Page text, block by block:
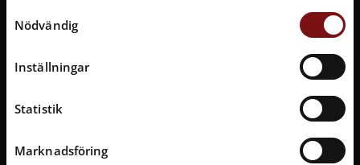
tillhandahållit dem eller som de har samlat in
när du har använt deras tjänster. För mer
Nödvändig
Inställningar
Statistik
Marknadsföring
Sök bland våra vanligaste frågor och svar.
Till
Se priser och köp biljetter